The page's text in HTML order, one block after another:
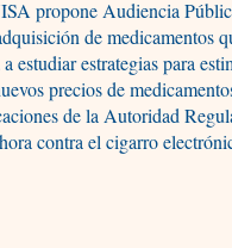
propone Audiencia
de medicamentos
estudiar estrategias para
precios de
de la Autoridad
contra el cigarro